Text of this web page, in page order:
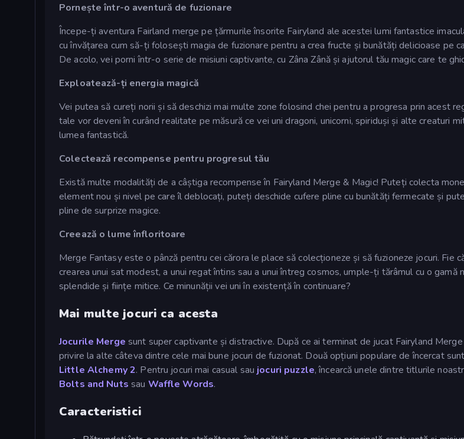
Pornește într-o aventură de fuzionare
Începe-ți aventura Fairland merge pe țărmurile însorite Fairyland ale acestei lumi fantastice
cu învățarea cum să-ți folosești magia de fuzionare pentru a crea fructe și bunătăți delicioase pe
De acolo, vei porni într-o serie de misiuni captivante, cu Zâna Zână și ajutorul tău magic care te
Exploatează-ți energia magică
Vei putea să cureți norii și să deschizi mai multe zone folosind chei pentru a progresa prin acest
tale vor deveni în curând realitate pe măsură ce vei uni dragoni, unicorni, spiriduși și alte creaturi
lumea fantastică.
Colectează recompense pentru progresul tău
Există multe modalități de a câștiga recompense în Fairyland Merge & Magic! Puteți colecta
element nou și nivel pe care îl deblocați, puteți deschide cufere pline cu bunătăți fermecate și
pline de surprize magice.
Creează o lume înfloritoare
Merge Fantasy este o pânză pentru cei cărora le place să colecționeze și să fuzioneze jocuri. Fie
crearea unui sat modest, a unui regat întins sau a unui întreg cosmos, umple-ți tărâmul cu o gamă
splendide și ființe mitice. Ce minunății vei uni în existență în continuare?
Mai multe jocuri ca acesta
Jocurile Merge sunt super captivante și distractive. După ce ai terminat de jucat Fairyland Merge
privire la alte câteva dintre cele mai bune jocuri de fuzionat. Două opțiuni populare de încercat sunt
Little Alchemy 2. Pentru jocuri mai casual sau jocuri puzzle, încearcă unele dintre titlurile
Bolts and Nuts sau Waffle Words.
Caracteristici